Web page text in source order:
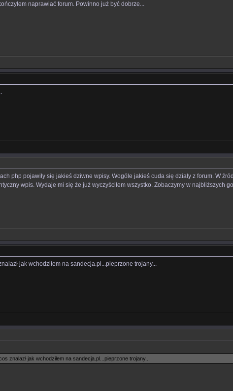
naprawiać forum. Powinno już być dobrze...
php pojawiły się jakieś dziwne wpisy. Wogóle jakieś cuda się działy z forum. W
wpis. Wydaje mi się że już wyczyściłem wszystko. Zobaczymy w najbliższych
jak wchodziłem na sandecja.pl...pieprzone trojany...
znalazł jak wchodziłem na sandecja.pl...pieprzone trojany...